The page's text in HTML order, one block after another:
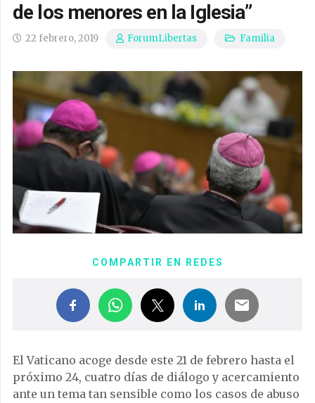
de los menores en la Iglesia”
22 febrero, 2019 ForumLibertas Familia
COMPARTIR EN REDES
El Vaticano acoge desde este 21 de febrero hasta el
próximo 24, cuatro días de diálogo y acercamiento
ante un tema tan sensible como los casos de abuso